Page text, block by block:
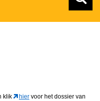
klik hier voor het dossier van